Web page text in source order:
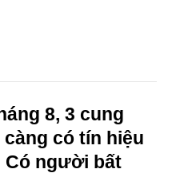
8, 3 cung
có tín hiệu
Có người bất